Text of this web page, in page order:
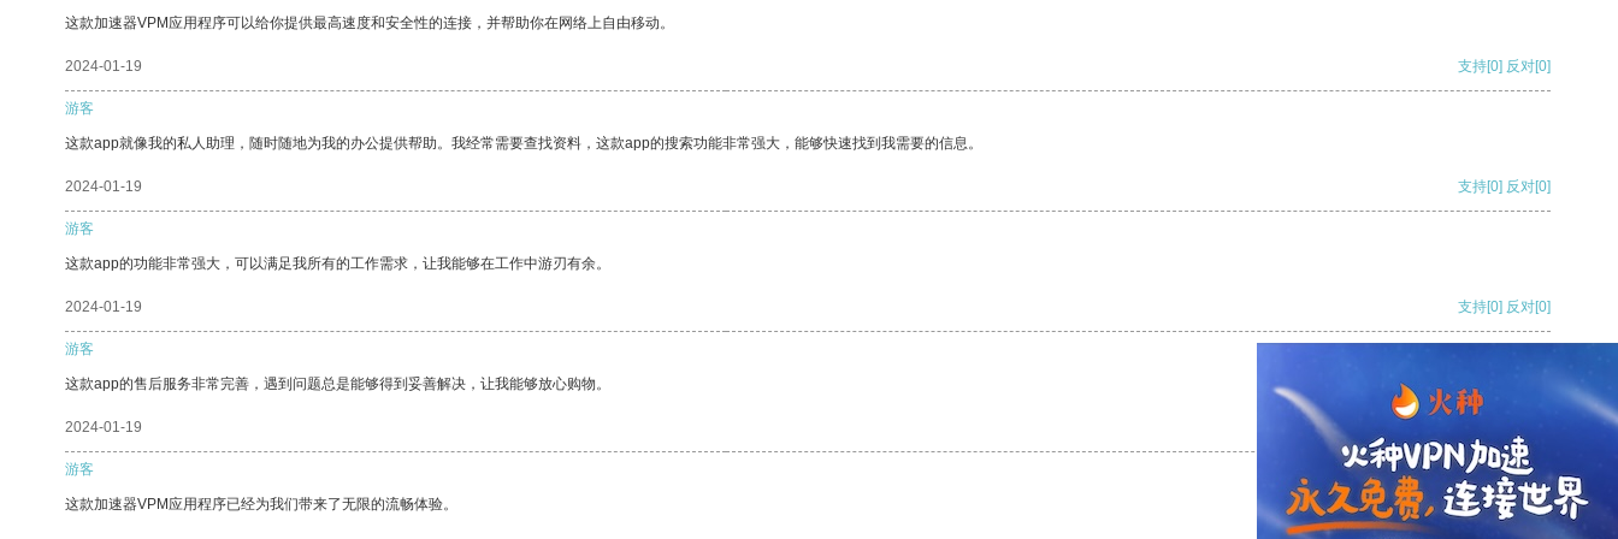
这款加速器VPM应用程序可以给你提供最高速度和安全性的连接，并帮助你在网络上自由移动。
2024-01-19 支持[0] 反对[0]
游客
这款app就像我的私人助理，随时随地为我的办公提供帮助。我经常需要查找资料，这款app的搜索功能非常强大，能够快速找到我需要的信息。
2024-01-19 支持[0] 反对[0]
游客
这款app的功能非常强大，可以满足我所有的工作需求，让我能够在工作中游刃有余。
2024-01-19 支持[0] 反对[0]
游客
这款app的售后服务非常完善，遇到问题总是能够得到妥善解决，让我能够放心购物。
2024-01-19
游客
这款加速器VPM应用程序已经为我们带来了无限的流畅体验。